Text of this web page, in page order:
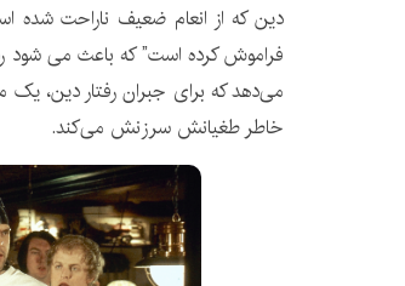
دین که از انعام ضعیف ناراحت شده
فراموش کرده است” که باعث می شود
می‌دهد که برای جبران رفتار دین، یک
خاطر طغیانش سرزنش می‌کند.